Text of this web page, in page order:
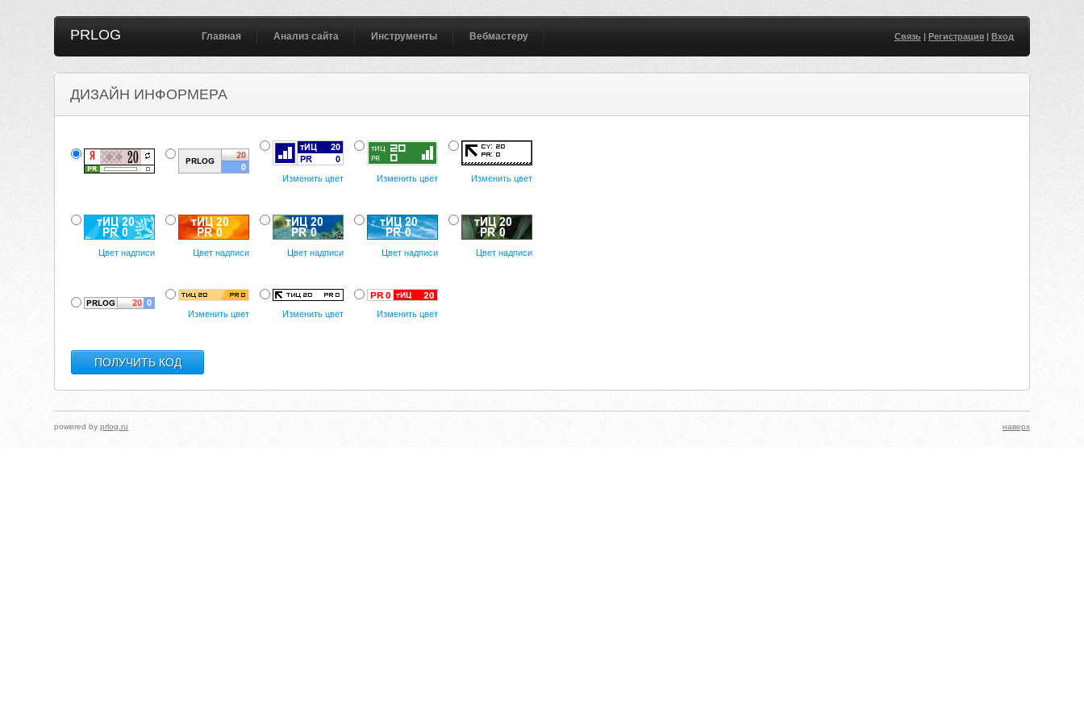
PRLOG Главная Анализ сайта Инструменты Вебмастеру Связь| Регистрация| Вход
ДИЗАЙН ИНФОРМЕРА
Изменить цвет Изменить цвет Изменить цвет
Цвет надписи Цвет надписи Цвет надписи Цвет надписи Цвет надписи
Изменить цвет Изменить цвет Изменить цвет
powered byprlog.ru наверх